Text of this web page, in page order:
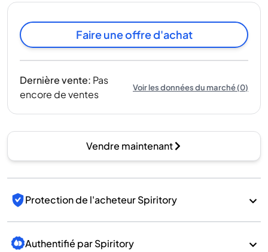
Faire une offre d'achat
Dernière vente: Pas
encore de ventes
Voir les données du marché(0)
Vendre maintenant
Protection de l'acheteur Spiritory
Authentifié par Spiritory